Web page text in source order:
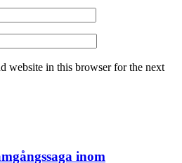
website in this browser for the next
inom